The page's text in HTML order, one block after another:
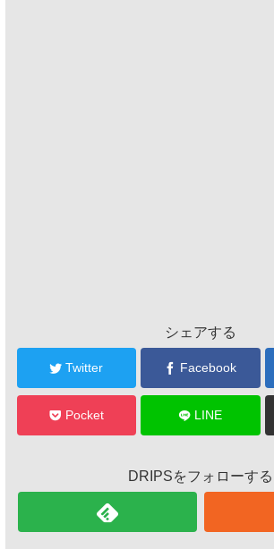
シェアする
Twitter Facebook
Pocket LINE
DRIPSをフォローする